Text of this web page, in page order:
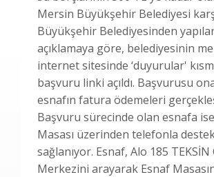
Mersin Büyükşehir Belediyesi
Büyükşehir Belediyesinden
açıklamaya göre, belediyesinin
internet sitesinde ‘duyurular'
başvuru linki açıldı. Başvurusu
esnafın fatura ödemeleri
Başvuru sürecinde olan esnafa
Masası üzerinden telefonla
sağlanıyor. Esnaf, Alo 185 TEKSİN
Merkezini arayarak Esnaf